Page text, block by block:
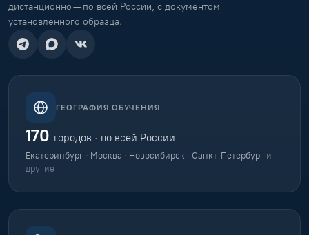
дистанционно — по всей России, с документом
установленного образца.
ГЕОГРАФИЯ ОБУЧЕНИЯ
170 городов · по всей России
Екатеринбург · Москва · Новосибирск · Санкт-Петербург и
другие